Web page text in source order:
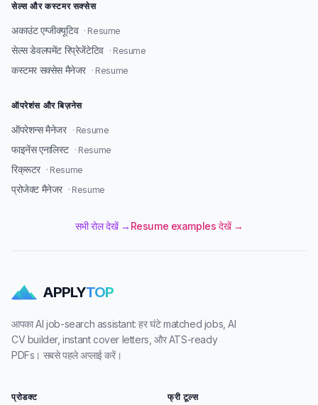
सेल्स और कस्टमर सक्सेस
अकाउंट एग्जीक्यूटिव · Resume
सेल्स डेवलपमेंट रिप्रेजेंटेटिव · Resume
कस्टमर सक्सेस मैनेजर · Resume
ऑपरेशंस और बिज़नेस
ऑपरेशन्स मैनेजर · Resume
फाइनेंस एनालिस्ट · Resume
रिक्रूटर · Resume
प्रोजेक्ट मैनेजर · Resume
सभी रोल देखें → Resume examples देखें →
APPLYTOP
आपका AI job-search assistant: हर घंटे matched jobs, AI
CV builder, instant cover letters, और ATS-ready
PDFs। सबसे पहले अप्लाई करें।
प्रोडक्ट फ्री टूल्स